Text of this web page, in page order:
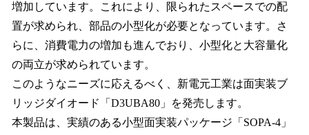
増加しています。これにより、限られたスペースでの配
置が求められ、部品の小型化が必要となっています。さ
らに、消費電力の増加も進んでおり、小型化と大容量化
の両立が求められています。
このようなニーズに応えるべく、新電元工業は面実装ブ
リッジダイオード「D3UBA80」を発売します。
本製品は、実績のある小型面実装パッケージ「SOPA-4」